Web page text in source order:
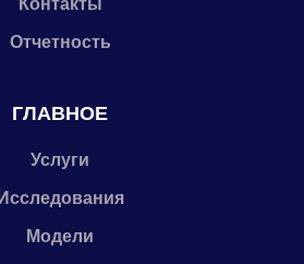
Контакты
Отчетность
ГЛАВНОЕ
Услуги
Исследования
Модели